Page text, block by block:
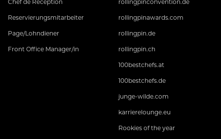
Chef de Reception
Reservierungsmitarbeiter
Page/Lohndiener
Front Office Manager/in
rollingpinconvention.de
rollingpinawards.com
rollingpin.de
rollingpin.ch
100bestchefs.at
100bestchefs.de
junge-wilde.com
karrierelounge.eu
Rookies of the year